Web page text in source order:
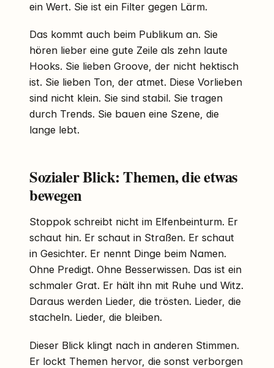
ein Wert. Sie ist ein Filter gegen Lärm.
Das kommt auch beim Publikum an. Sie
hören lieber eine gute Zeile als zehn laute
Hooks. Sie lieben Groove, der nicht hektisch
ist. Sie lieben Ton, der atmet. Diese Vorlieben
sind nicht klein. Sie sind stabil. Sie tragen
durch Trends. Sie bauen eine Szene, die
lange lebt.
Sozialer Blick: Themen, die etwas
bewegen
Stoppok schreibt nicht im Elfenbeinturm. Er
schaut hin. Er schaut in Straßen. Er schaut
in Gesichter. Er nennt Dinge beim Namen.
Ohne Predigt. Ohne Besserwissen. Das ist ein
schmaler Grat. Er hält ihn mit Ruhe und Witz.
Daraus werden Lieder, die trösten. Lieder, die
stacheln. Lieder, die bleiben.
Dieser Blick klingt nach in anderen Stimmen.
Er lockt Themen hervor, die sonst verborgen